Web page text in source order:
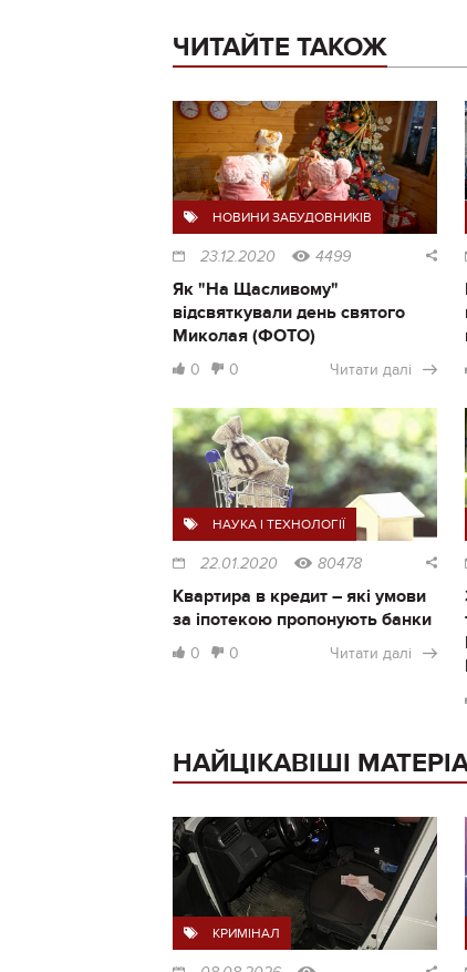
ЧИТАЙТЕ ТАКОЖ
НОВИНИ ЗАБУДОВНИКІВ
23.12.2020 4499
Як "На Щасливому"
відсвяткували день святого
Миколая (ФОТО)
0 0 Читати далі
НАУКА І ТЕХНОЛОГІЇ
22.01.2020 80478
Квартира в кредит – які умови
за іпотекою пропонують банки
0 0 Читати далі
НАЙЦІКАВІШІ
КРИМІНАЛ